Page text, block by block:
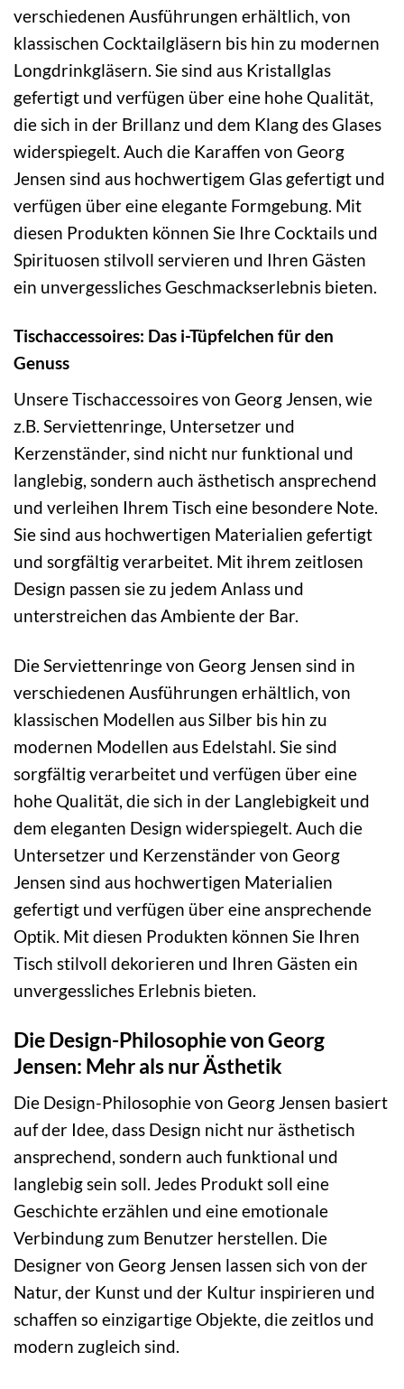
verschiedenen Ausführungen erhältlich, von
klassischen Cocktailgläsern bis hin zu modernen
Longdrinkgläsern. Sie sind aus Kristallglas
gefertigt und verfügen über eine hohe Qualität,
die sich in der Brillanz und dem Klang des Glases
widerspiegelt. Auch die Karaffen von Georg
Jensen sind aus hochwertigem Glas gefertigt und
verfügen über eine elegante Formgebung. Mit
diesen Produkten können Sie Ihre Cocktails und
Spirituosen stilvoll servieren und Ihren Gästen
ein unvergessliches Geschmackserlebnis bieten.
Tischaccessoires: Das i-Tüpfelchen für den
Genuss
Unsere Tischaccessoires von Georg Jensen, wie
z.B. Serviettenringe, Untersetzer und
Kerzenständer, sind nicht nur funktional und
langlebig, sondern auch ästhetisch ansprechend
und verleihen Ihrem Tisch eine besondere Note.
Sie sind aus hochwertigen Materialien gefertigt
und sorgfältig verarbeitet. Mit ihrem zeitlosen
Design passen sie zu jedem Anlass und
unterstreichen das Ambiente der Bar.
Die Serviettenringe von Georg Jensen sind in
verschiedenen Ausführungen erhältlich, von
klassischen Modellen aus Silber bis hin zu
modernen Modellen aus Edelstahl. Sie sind
sorgfältig verarbeitet und verfügen über eine
hohe Qualität, die sich in der Langlebigkeit und
dem eleganten Design widerspiegelt. Auch die
Untersetzer und Kerzenständer von Georg
Jensen sind aus hochwertigen Materialien
gefertigt und verfügen über eine ansprechende
Optik. Mit diesen Produkten können Sie Ihren
Tisch stilvoll dekorieren und Ihren Gästen ein
unvergessliches Erlebnis bieten.
Die Design-Philosophie von Georg
Jensen: Mehr als nur Ästhetik
Die Design-Philosophie von Georg Jensen basiert
auf der Idee, dass Design nicht nur ästhetisch
ansprechend, sondern auch funktional und
langlebig sein soll. Jedes Produkt soll eine
Geschichte erzählen und eine emotionale
Verbindung zum Benutzer herstellen. Die
Designer von Georg Jensen lassen sich von der
Natur, der Kunst und der Kultur inspirieren und
schaffen so einzigartige Objekte, die zeitlos und
modern zugleich sind.